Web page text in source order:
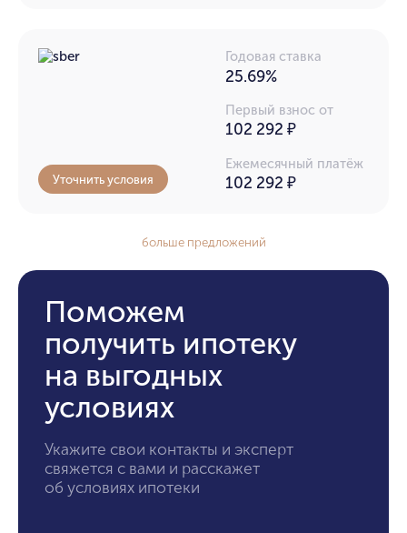
Годовая ставка
25.69%
Первый взнос от
102 292 ₽
Ежемесячный платёж
102 292 ₽
Уточнить условия
больше предложений
Поможем
получить ипотеку
на выгодных
условиях
Укажите свои контакты и эксперт
свяжется с вами и расскажет
об условиях ипотеки